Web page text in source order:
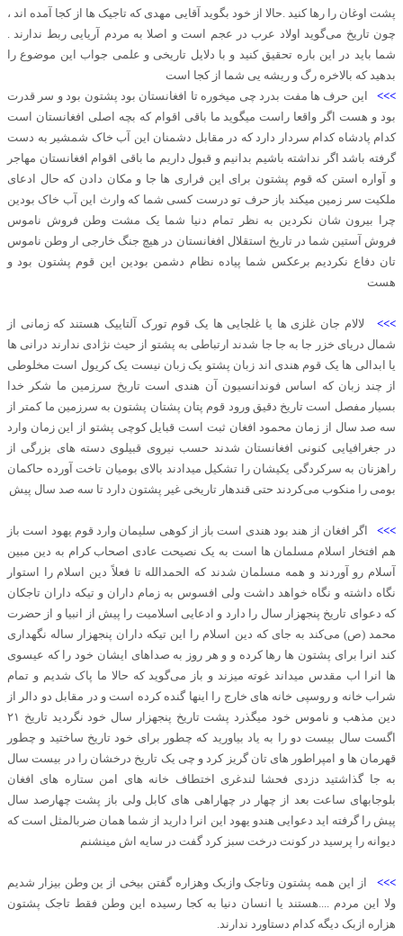
پشت اوغان را رها کنید .حالا از خود بگوید آقایی مهدی که تاجیک ها از کجا آمده اند ،
چون تاریخ می‌گوید اولاد عرب در عجم است و اصلا به مردم آریایی ربط ندارند .
شما باید در این باره تحقیق کنید و با دلایل تاریخی و علمی جواب این موضوع را
بدهید که بالاخره رگ و ریشه یی شما از کجا است
>>> این حرف ها مفت بدرد چی میخوره تا افغانستان بود پشتون بود و سر قدرت
بود و هست اگر واقعا راست میگوید ما باقی اقوام که بچه اصلی افغانستان است
کدام پادشاه کدام سردار دارد که در مقابل دشمنان این آب خاک شمشیر به دست
گرفته باشد اگر نداشته باشیم بدانیم و قبول داریم ما باقی اقوام افغانستان مهاجر
و آواره استن که قوم پشتون برای این فراری ها جا و مکان دادن که حال ادعای
ملکیت سر زمین میکند باز حرف تو درست کسی شما که وارث این آب خاک بودین
چرا بیرون شان نکردین به نظر تمام دنیا شما یک مشت وطن فروش ناموس
فروش آستین شما در تاریخ استقلال افغانستان در هیچ جنگ خارجی ار وطن ناموس
تان دفاع نکردیم برعکس شما پیاده نظام دشمن بودین این قوم پشتون بود و
هست
>>> لالام جان غلزی ها یا غلجایی ها یک قوم تورک آلتاییک هستند که زمانی از
شمال دریای خزر جا به جا جا شدند ارتباطی به پشتو از حیث نژادی ندارند درانی ها
یا ابدالی ها یک قوم هندی اند زبان پشتو یک زبان نیست یک‌ کریول است مخلوطی
از چند زبان که اساس فوندانسیون آن هندی است تاریخ سرزمین ما شکر خدا
بسیار مفصل است تاریخ دقیق ورود قوم پتان پشتان پشتون به سرزمین ما کمتر از
سه صد سال از زمان محمود افغان ثبت است قبایل کوچی پشتو از این زمان وارد
در جغرافیایی کنونی افغانستان شدند حسب نیروی قبیلوی دسته های بزرگی از
راهزنان به سرکردگی یکیشان را تشکیل میدادند بالای بومیان تاخت آورده حاکمان
بومی را منکوب می‌کردند حتی قندهار تاریخی غیر پشتون دارد تا سه صد سال ‌پیش
>>> اگر افغان از هند بود هندی است باز از کوهی سلیمان وارد قوم یهود است باز
هم افتخار اسلام ‌مسلمان ها است به یک نصیحت عادی اصحاب کرام به دین مبین
آسلام رو آوردند و همه مسلمان شدند که الحمدالله تا فعلاً دین اسلام را استوار
نگاه داشته و نگاه خواهد داشت ولی افسوس به زمام داران و تیکه داران تاجکان
که دعوای تاریخ پنجهزار سال را دارد و ادعایی اسلامیت را پیش از انبیا و از حضرت
محمد (ص) می‌کند به جای که دین اسلام را این تیکه داران پنجهزار ساله نگهداری
کند انرا برای پشتون ها رها کرده و و هر روز به صداهای ایشان خود را که عیسوی
ها انرا اب مقدس میداند غوته میزند و باز می‌گوید که حالا ما پاک شدیم و تمام
شراب خانه و روسپی خانه های خارج را اینها گنده کرده است و در مقابل دو دالر از
دین مذهب و ناموس خود میگذرد پشت تاریخ پنجهزار سال خود نگردید تاریخ ۲۱
اگست سال بیست دو را به یاد بیاورید که چطور برای خود تاریخ ساختید و چطور
قهرمان ها و امپراطور های تان گریز کرد و چی یک تاریخ درخشان را در بیست سال
به جا گذاشتید دزدی فحشا لندغری اختطاف خانه های امن ستاره های افغان
بلوجابهای ساعت بعد از چهار در چهاراهی های کابل ولی باز پشت چهارصد سال
پیش را گرفته اید دعوایی هندو یهود این انرا دارید از شما همان ضربالمثل است که
دیوانه را پرسید در کونت درخت سبز کرد گفت در سایه اش مینشنم
>>> از این همه پشتون وتاجک وازبک وهزاره گفتن بیخی از ین وطن بیزار شدیم
ولا این مردم ....هستند یا انسان دنیا به کجا رسیده این وطن فقط تاجک پشتون
هزاره ازبک دیگه کدام دستاورد ندارند.